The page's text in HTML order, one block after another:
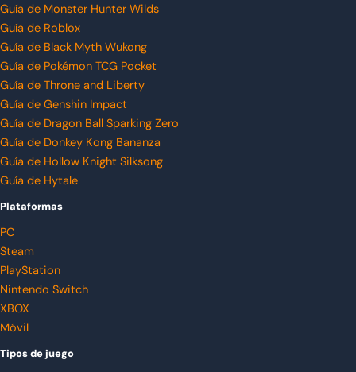
Guía de Monster Hunter Wilds
Guía de Roblox
Guía de Black Myth Wukong
Guía de Pokémon TCG Pocket
Guía de Throne and Liberty
Guía de Genshin Impact
Guía de Dragon Ball Sparking Zero
Guía de Donkey Kong Bananza
Guía de Hollow Knight Silksong
Guía de Hytale
Plataformas
PC
Steam
PlayStation
Nintendo Switch
XBOX
Móvil
Tipos de juego